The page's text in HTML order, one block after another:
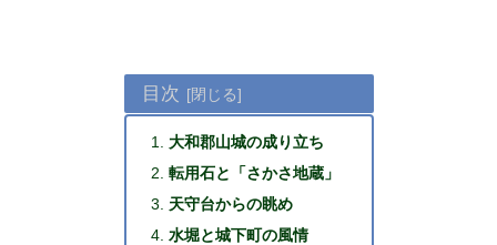
目次
大和郡山城の成り立ち
転用石と「さかさ地蔵」
天守台からの眺め
水堀と城下町の風情